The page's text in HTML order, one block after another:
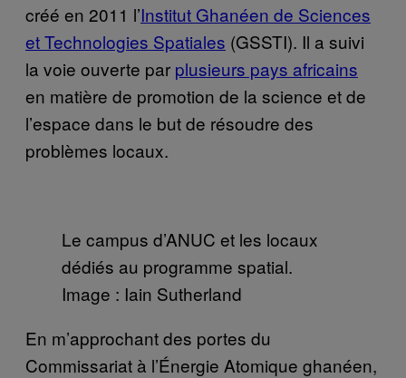
créé en 2011 l’Institut Ghanéen de Sciences
et Technologies Spatiales (GSSTI). Il a suivi
la voie ouverte par plusieurs pays africains
en matière de promotion de la science et de
l’espace dans le but de résoudre des
problèmes locaux.
Le campus d’ANUC et les locaux
dédiés au programme spatial.
Image : Iain Sutherland
En m’approchant des portes du
Commissariat à l’Énergie Atomique ghanéen,